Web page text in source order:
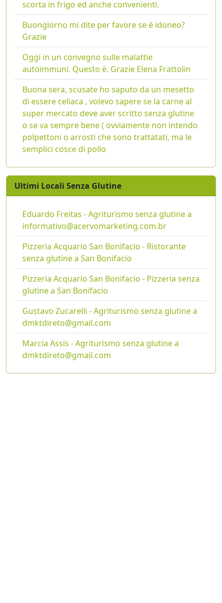
scorta in frigo ed anche convenienti.
Buongiorno mi dite per favore se è idoneo?
Grazie
Oggi in un convegno sulle malattie
autoimmuni. Questo è. Grazie Elena Frattolin
Buona sera, scusate ho saputo da un mesetto
di essere celiaca , volevo sapere se la carne al
super mercato deve aver scritto senza glutine
o se va sempre bene ( ovviamente non intendo
polpettoni o arrosti che sono trattatati, ma le
semplici cosce di pollo
Ultimi Locali Senza Glutine
Eduardo Freitas - Agriturismo senza glutine a
informativo@acervomarketing.com.br
Pizzeria Acquario San Bonifacio - Ristorante
senza glutine a San Bonifacio
Pizzeria Acquario San Bonifacio - Pizzeria senza
glutine a San Bonifacio
Gustavo Zucarelli - Agriturismo senza glutine a
dmktdireto@gmail.com
Marcia Assis - Agriturismo senza glutine a
dmktdireto@gmail.com